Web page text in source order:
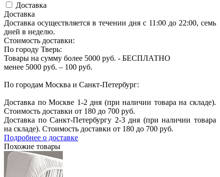
Доставка
Доставка
Доставка осуществляется в течении дня с 11:00 до 22:00, семь
дней в неделю.
Стоимость доставки:
По городу Тверь:
Товары на сумму более 5000 руб. - БЕСПЛАТНО
менее 5000 руб. – 100 руб.
По городам Москва и Санкт-Петербург:
Доставка по Москве 1-2 дня (при наличии товара на складе).
Стоимость доставки от 180 до 700 руб.
Доставка по Санкт-Петербургу 2-3 дня (при наличии товара
на складе). Стоимость доставки от 180 до 700 руб.
Подробнее о доставке
Похожие товары